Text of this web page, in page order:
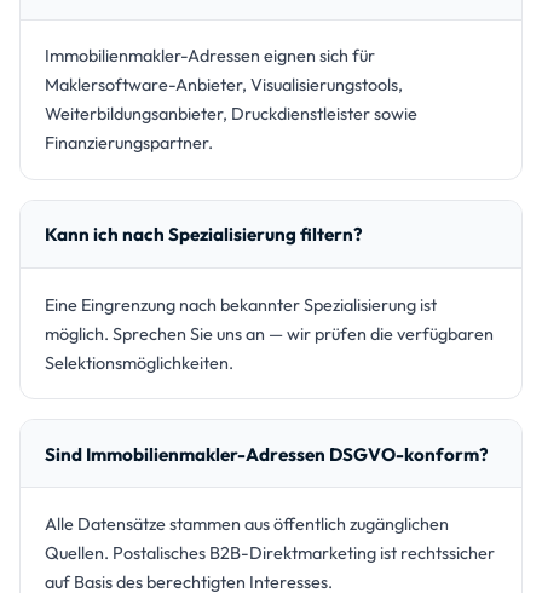
Immobilienmakler-Adressen eignen sich für
Maklersoftware-Anbieter, Visualisierungstools,
Weiterbildungsanbieter, Druckdienstleister sowie
Finanzierungspartner.
Kann ich nach Spezialisierung filtern?
Eine Eingrenzung nach bekannter Spezialisierung ist
möglich. Sprechen Sie uns an — wir prüfen die verfügbaren
Selektionsmöglichkeiten.
Sind Immobilienmakler-Adressen DSGVO-konform?
Alle Datensätze stammen aus öffentlich zugänglichen
Quellen. Postalisches B2B-Direktmarketing ist rechtssicher
auf Basis des berechtigten Interesses.